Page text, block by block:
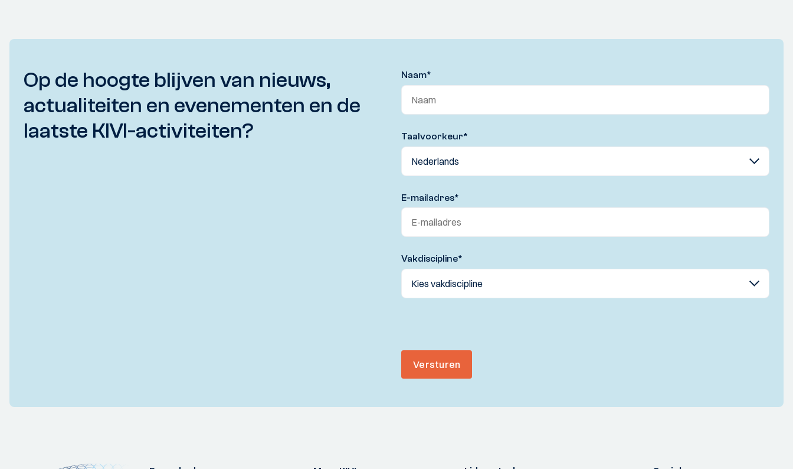
Op de hoogte blijven van nieuws,
actualiteiten en evenementen en de
laatste KIVI-activiteiten?
Naam*
Taalvoorkeur*
E-mailadres*
Vakdiscipline*
Versturen